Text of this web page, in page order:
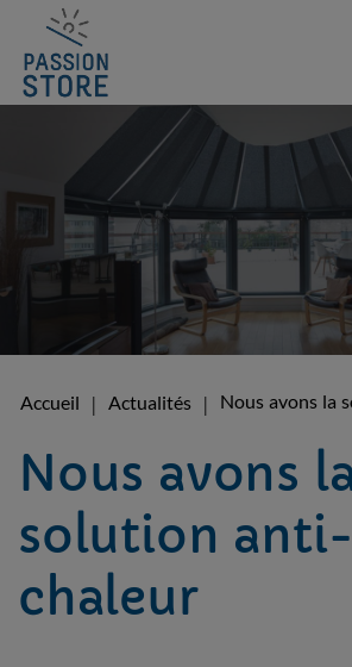
Accueil Actualités Nous avons la
Nous avons
solution anti-
chaleur